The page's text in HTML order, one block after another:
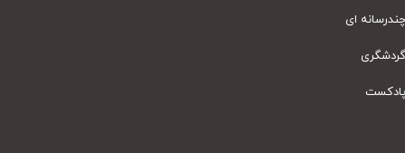
ای